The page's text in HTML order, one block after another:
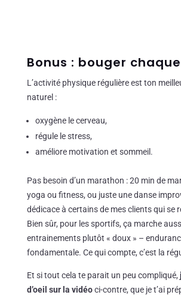
Bonus : bouger
L’activité physique régulière est ton
naturel :
oxygène le cerveau,
régule le stress,
améliore motivation et sommeil.
Pas besoin d’un marathon : 20 min de
yoga ou fitness, ou juste une danse
dédicace à certains de mes clients qui se
Bien sûr, pour les sportifs, ça marche
entrainements plutôt « doux » –
fondamentale. Ce qui compte, c’est la
Et si tout cela te parait un peu compliqué,
d’oeil sur la vidéoci-contre, que je t’ai